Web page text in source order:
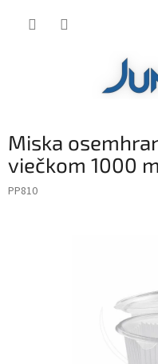
Miska
viečkom 1000
PP810